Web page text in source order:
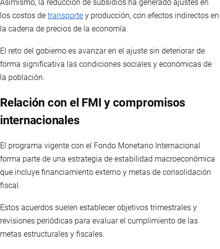
Asimismo, la reducción de subsidios ha generado ajustes en
los costos de transporte y producción, con efectos indirectos en
la cadena de precios de la economía.
El reto del gobierno es avanzar en el ajuste sin deteriorar de
forma significativa las condiciones sociales y económicas de
la población.
Relación con el FMI y compromisos
internacionales
El programa vigente con el Fondo Monetario Internacional
forma parte de una estrategia de estabilidad macroeconómica
que incluye financiamiento externo y metas de consolidación
fiscal.
Estos acuerdos suelen establecer objetivos trimestrales y
revisiones periódicas para evaluar el cumplimiento de las
metas estructurales y fiscales.